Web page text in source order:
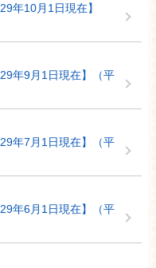
年10月1日現在】
年9月1日現在】（平
年7月1日現在】（平
年6月1日現在】（平